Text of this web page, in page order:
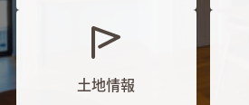
土地情報